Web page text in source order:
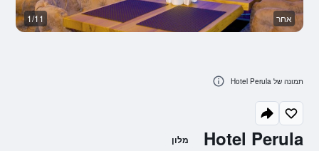
Hotel Perula מלון
אחר 1/11
תמונה של Hotel Perula